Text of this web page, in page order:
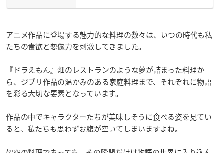
アニメ作品に登場する魅力的な料理の数々は、いつの時代も私
たちの食欲と想像力を刺激してきました。
『ドラえもん』畑のレストランのような夢が詰まった料理か
ら、ジブリ作品の温かみのある家庭料理まで、それぞれに物語
を彩る大切な要素となっています。
作品の中でキャラクターたちが美味しそうに食べる姿を見てい
ると、私たちも思わずお腹が空いてしまいますよね。